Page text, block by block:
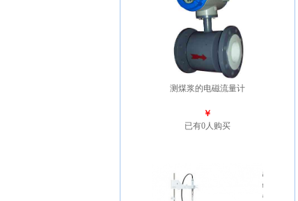
测煤浆的电磁流量计
￥
已有0人购买